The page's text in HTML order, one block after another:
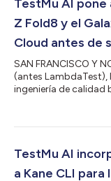
TestMu AI pone
Z Fold8 y el
Cloud antes de
SAN FRANCISCO Y
(antes
ingeniería de calidad
Real Device Cloud.
17 y One UI 9, y
automatización antes
TestMu AI
a Kane CLI